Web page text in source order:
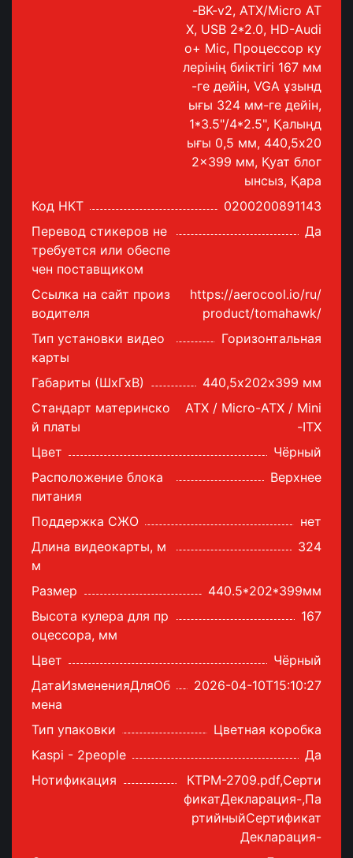
-BK-v2, ATX/Micro AT
X, USB 2*2.0, HD-Audi
o+ Mic, Процессор ку
лерінің биіктігі 167 мм
-ге дейін, VGA ұзынд
ығы 324 мм-ге дейін,
1*3.5"/4*2.5", Қалыңд
ығы 0,5 мм, 440,5x20
2x399 мм, Қуат блог
ынсыз, Қара
Код НКТ
0200200891143
Перевод стикеров не
требуется или обеспе
чен поставщиком
Да
Ссылка на сайт произ
водителя
https://aerocool.io/ru/
product/tomahawk/
Тип установки видео
карты
Горизонтальная
Габариты (ШхГхВ)
440,5х202х399 мм
Стандарт материнско
й платы
ATX / Micro-ATX / Mini
-ITX
Цвет
Чёрный
Расположение блока
питания
Верхнее
Поддержка СЖО
нет
Длина видеокарты, м
м
324
Размер
440.5*202*399мм
Высота кулера для пр
оцессора, мм
167
Цвет
Чёрный
ДатаИзмененияДляОб
мена
2026-04-10T15:10:27
Тип упаковки
Цветная коробка
Kaspi - 2people
Да
Нотификация
КТРМ-2709.pdf,Серти
фикатДекларация-,Па
ртийныйСертификат
Декларация-